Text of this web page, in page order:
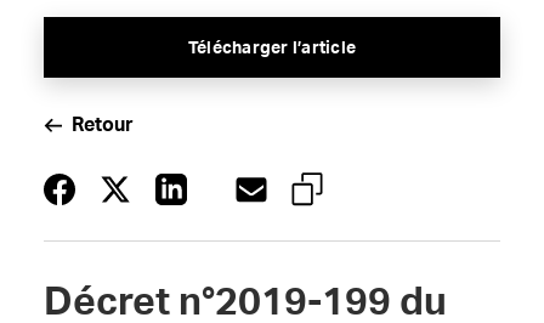
Télécharger l’article
Retour
Décret n°2019-199 du